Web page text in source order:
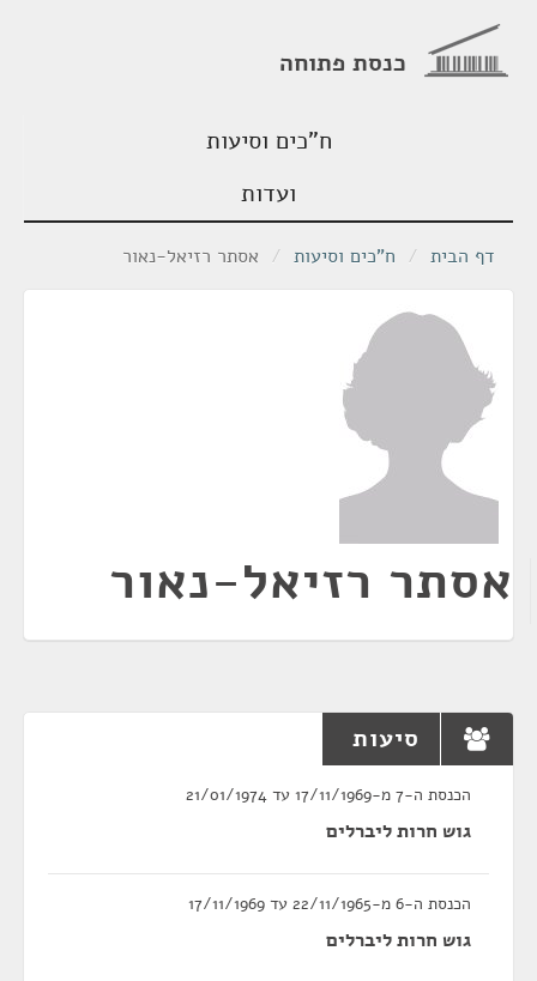
כנסת פתוחה
ח"כים וסיעות
ועדות
דף הבית / ח"כים וסיעות / אסתר רזיאל-נאור
אסתר רזיאל-נאור
סיעות
הכנסת ה-7 מ-17/11/1969 עד 21/01/1974
גוש חרות ליברלים
הכנסת ה-6 מ-22/11/1965 עד 17/11/1969
גוש חרות ליברלים